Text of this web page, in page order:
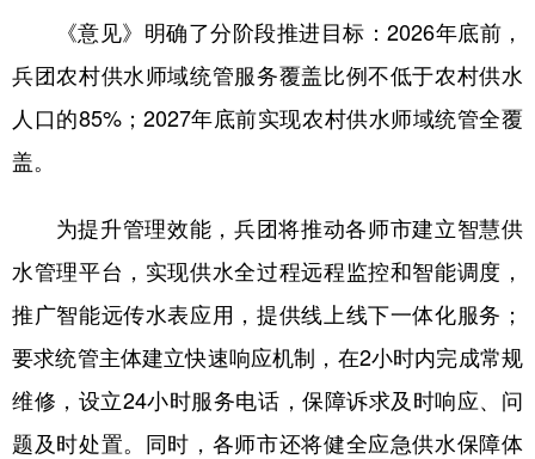
多语种频道
《意见》明确了分阶段推进目标：2026年底前，
兵团农村供水师域统管服务覆盖比例不低于农村供水
人口的85%；2027年底前实现农村供水师域统管全覆
盖。
为提升管理效能，兵团将推动各师市建立智慧供
水管理平台，实现供水全过程远程监控和智能调度，
推广智能远传水表应用，提供线上线下一体化服务；
要求统管主体建立快速响应机制，在2小时内完成常规
维修，设立24小时服务电话，保障诉求及时响应、问
题及时处置。同时，各师市还将健全应急供水保障体